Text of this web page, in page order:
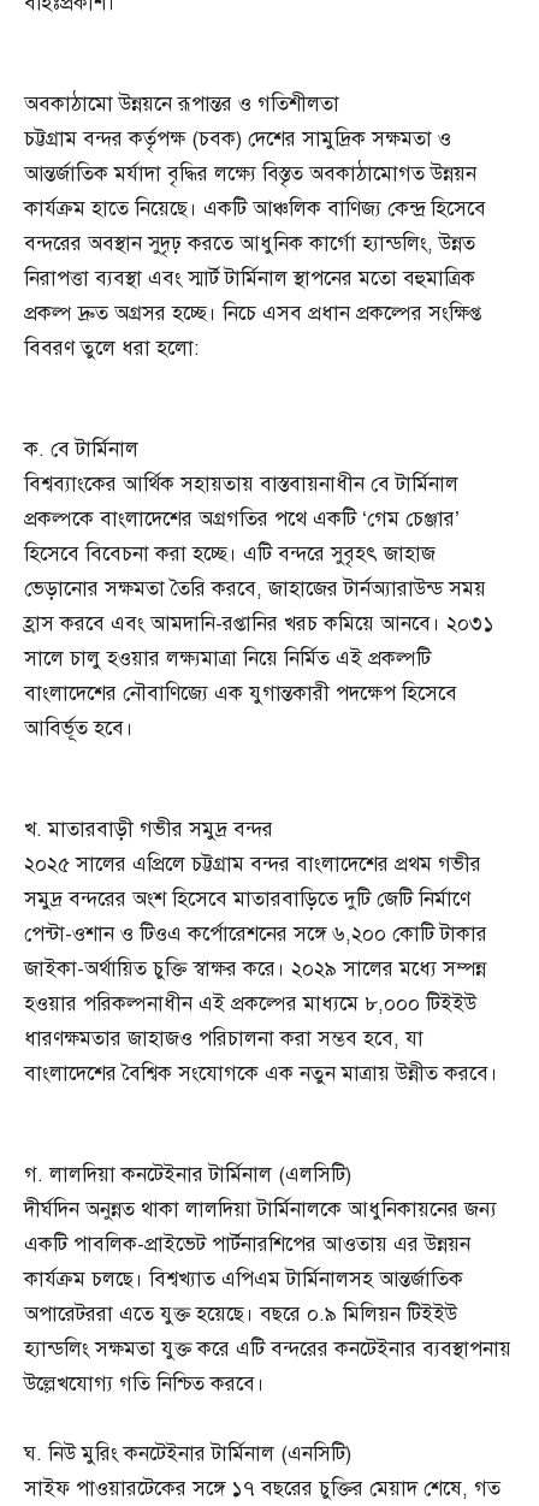
অবকাঠামো উন্নয়নে রূপান্তর ও গতিশীলতা
চট্টগ্রাম বন্দর কর্তৃপক্ষ (চবক) দেশের সামুদ্রিক সক্ষমতা ও
আন্তর্জাতিক মর্যাদা বৃদ্ধির লক্ষ্যে বিস্তৃত অবকাঠামোগত উন্নয়ন
কার্যক্রম হাতে নিয়েছে। একটি আঞ্চলিক বাণিজ্য কেন্দ্র হিসেবে
বন্দরের অবস্থান সুদৃঢ় করতে আধুনিক কার্গো হ্যান্ডলিং, উন্নত
নিরাপত্তা ব্যবস্থা এবং স্মার্ট টার্মিনাল স্থাপনের মতো বহুমাত্রিক
প্রকল্প দ্রুত অগ্রসর হচ্ছে। নিচে এসব প্রধান প্রকল্পের সংক্ষিপ্ত
বিবরণ তুলে ধরা হলো:
ক. বে টার্মিনাল
বিশ্বব্যাংকের আর্থিক সহায়তায় বাস্তবায়নাধীন বে টার্মিনাল
প্রকল্পকে বাংলাদেশের অগ্রগতির পথে একটি ‘গেম চেঞ্জার’
হিসেবে বিবেচনা করা হচ্ছে। এটি বন্দরে সুবৃহৎ জাহাজ
ভেড়ানোর সক্ষমতা তৈরি করবে, জাহাজের টার্নঅ্যারাউন্ড সময়
হ্রাস করবে এবং আমদানি-রপ্তানির খরচ কমিয়ে আনবে। ২০৩১
সালে চালু হওয়ার লক্ষ্যমাত্রা নিয়ে নির্মিত এই প্রকল্পটি
বাংলাদেশের নৌবাণিজ্যে এক যুগান্তকারী পদক্ষেপ হিসেবে
আবির্ভূত হবে।
খ. মাতারবাড়ী গভীর সমুদ্র বন্দর
২০২৫ সালের এপ্রিলে চট্টগ্রাম বন্দর বাংলাদেশের প্রথম গভীর
সমুদ্র বন্দরের অংশ হিসেবে মাতারবাড়িতে দুটি জেটি নির্মাণে
পেন্টা-ওশান ও টিওএ কর্পোরেশনের সঙ্গে ৬,২০০ কোটি টাকার
জাইকা-অর্থায়িত চুক্তি স্বাক্ষর করে। ২০২৯ সালের মধ্যে সম্পন্ন
হওয়ার পরিকল্পনাধীন এই প্রকল্পের মাধ্যমে ৮,০০০ টিইইউ
ধারণক্ষমতার জাহাজও পরিচালনা করা সম্ভব হবে, যা
বাংলাদেশের বৈশ্বিক সংযোগকে এক নতুন মাত্রায় উন্নীত করবে।
গ. লালদিয়া কনটেইনার টার্মিনাল (এলসিটি)
দীর্ঘদিন অনুন্নত থাকা লালদিয়া টার্মিনালকে আধুনিকায়নের জন্য
একটি পাবলিক-প্রাইভেট পার্টনারশিপের আওতায় এর উন্নয়ন
কার্যক্রম চলছে। বিশ্বখ্যাত এপিএম টার্মিনালসহ আন্তর্জাতিক
অপারেটররা এতে যুক্ত হয়েছে। বছরে ০.৯ মিলিয়ন টিইইউ
হ্যান্ডলিং সক্ষমতা যুক্ত করে এটি বন্দরের কনটেইনার ব্যবস্থাপনায়
উল্লেখযোগ্য গতি নিশ্চিত করবে।
ঘ. নিউ মুরিং কনটেইনার টার্মিনাল (এনসিটি)
সাইফ পাওয়ারটেকের সঙ্গে ১৭ বছরের চুক্তির মেয়াদ শেষে, গত